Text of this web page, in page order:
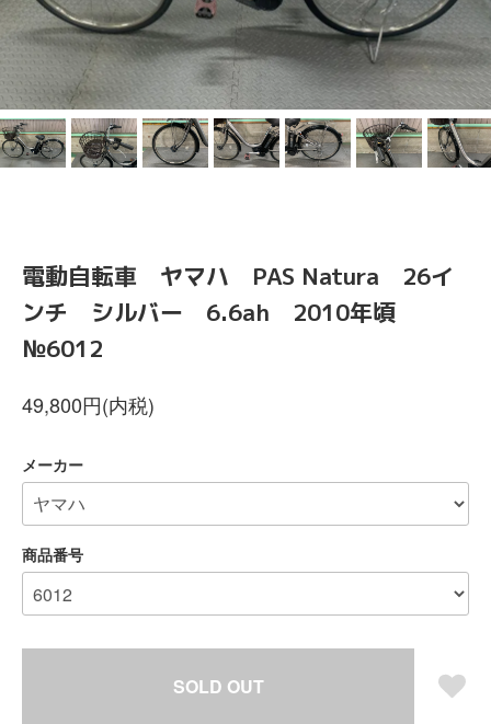
電動自転車 ヤマハ PAS Natura 26イ
ンチ シルバー 6.6ah 2010年頃
№6012
49,800円(内税)
メーカー
商品番号
SOLD OUT